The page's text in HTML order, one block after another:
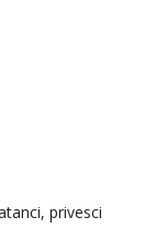
privesci